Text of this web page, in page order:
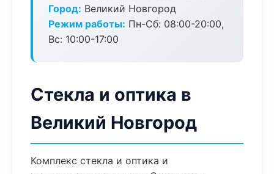
Город: Великий Новгород
Режим работы: Пн-Сб: 08:00-20:00,
Вс: 10:00-17:00
Стекла и оптика в
Великий Новгород
Комплекс стекла и оптика и